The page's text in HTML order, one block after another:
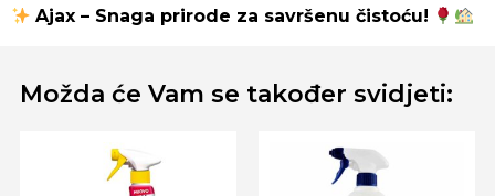
Ajax – Snaga prirode za savršenu čistoću!
Možda će Vam se također svidjeti: